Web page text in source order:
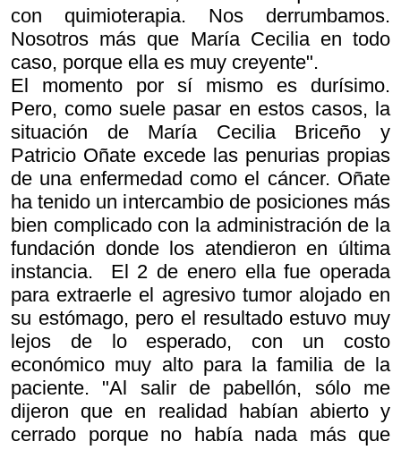
con quimioterapia. Nos derrumbamos.
Nosotros más que María Cecilia en todo
caso, porque ella es muy creyente".
El momento por sí mismo es durísimo.
Pero, como suele pasar en estos casos, la
situación de María Cecilia Briceño y
Patricio Oñate excede las penurias propias
de una enfermedad como el cáncer. Oñate
ha tenido un intercambio de posiciones más
bien complicado con la administración de la
fundación donde los atendieron en última
instancia. El 2 de enero ella fue operada
para extraerle el agresivo tumor alojado en
su estómago, pero el resultado estuvo muy
lejos de lo esperado, con un costo
económico muy alto para la familia de la
paciente. "Al salir de pabellón, sólo me
dijeron que en realidad habían abierto y
cerrado porque no había nada más que